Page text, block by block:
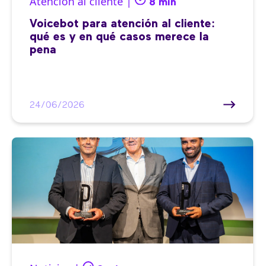
8 min
Voicebot para atención al cliente:
qué es y en qué casos merece la
pena
24/06/2026